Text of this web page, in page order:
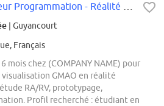
| Guyancourt
Français
mois chez (COMPANY NAME) pour
GMAO en réalité
RA/RV, prototypage,
Profil recherché : étudiant en